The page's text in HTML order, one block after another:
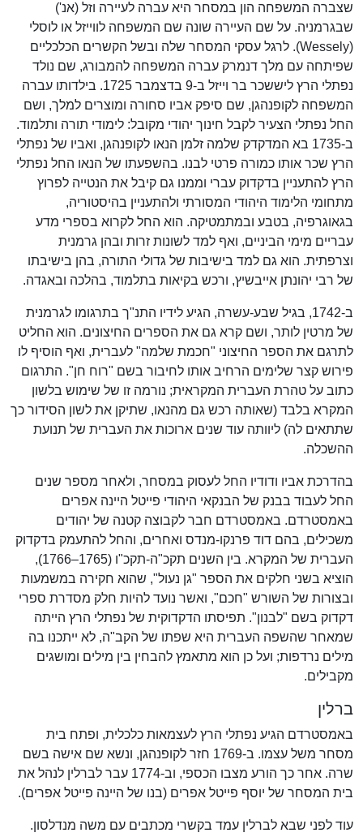
שצברה המשפחה הון במסחר היא עברה לעיירה וזל (אנ')
שבגרמניה. על שם העיירה שונה שם המשפחה לווייזל או לוסלי
(Wessely). לרגל עסקי המסחר שלה ובשל הקשרים הכלכליים
שפיתחה עם מלך דנמרק עברה המשפחה להמבורג, שם נולד
נפתלי הרץ ליששכר בר וייזל ב-9 בדצמבר 1725. בילדותו עברה
המשפחה לקופנהגן, שם סיפק אביו סחורה ומוצרים למלך, ושם
החל נפתלי הצעיר לקבל חינוך יהודי מקובל: לימודי תורה ותלמוד.
ב-1735 בא המדקדק שלמה זלמן הנאו לקופנהגן, ואביו של נפתלי
הרץ שכר אותו כמורה פרטי לבנו. בהשפעתו של הנאו החל נפתלי
הרץ להתעניין בדקדוק עברי וממנו גם קיבל את הנטייה לפרוץ
מתחומי הלימוד היהודי המסורתי ולהתעניין בהיסטוריה,
בגאוגרפיה, בטבע ובמתמטיקה. הוא החל לקרוא בספרי מדע
עבריים מימי הביניים, ואף למד לשונות זרות ובהן גרמנית
וצרפתית. הוא גם למד בישיבות של גדולי התורה, בהן בישיבתו
של רבי יהונתן אייבשיץ, ורכש בקיאות בתלמוד, בהלכה ובאגדה.
ב-1742, בגיל שבע-עשרה, הגיע לידיו התנ"ך בתרגומו לגרמנית
של מרטין לותר, ושם קרא גם את הספרים החיצונים. הוא החליט
לתרגם את הספר החיצוני "חכמת שלמה" לעברית, ואף הוסיף לו
פירוש קצר שלימים הרחיב אותו לחיבור בשם "רוח חן". התרגום
כתוב על טהרת העברית המקראית; נורמה זו של שימוש בלשון
המקרא בלבד (שאותה רכש גם מהנאו, שתיקן את לשון הסידור כך
שתתאים לה) ליוותה עוד שנים ארוכות את העברית של תנועת
ההשכלה.
בהדרכת אביו ודודיו החל לעסוק במסחר, ולאחר מספר שנים
החל לעבוד בבנק של הבנקאי היהודי פייטל היינה אפרים
באמסטרדם. באמסטרדם חבר לקבוצה קטנה של יהודים
משכילים, בהם דוד פרנקו-מנדס ואחרים, והחל להתעמק בדקדוק
העברית של המקרא. בין השנים תקכ"ה-תקכ"ו (1765–1766),
הוציא בשני חלקים את הספר "גן נעול", שהוא חקירה במשמעות
ובצורות של השורש "חכם", ואשר נועד להיות חלק מסדרת ספרי
דקדוק בשם "לבנון". תפיסתו הדקדוקית של נפתלי הרץ הייתה
שמאחר שהשפה העברית היא שפתו של הקב"ה, לא ייתכנו בה
מילים נרדפות; ועל כן הוא מתאמץ להבחין בין מילים ומושגים
מקבילים.
ברלין
באמסטרדם הגיע נפתלי הרץ לעצמאות כלכלית, ופתח בית
מסחר משל עצמו. ב-1769 חזר לקופנהגן, ונשא שם אישה בשם
שרה. אחר כך הורע מצבו הכספי, וב-1774 עבר לברלין לנהל את
בית המסחר של יוסף פייטל אפרים (בנו של היינה פייטל אפרים).
עוד לפני שבא לברלין עמד בקשרי מכתבים עם משה מנדלסון.